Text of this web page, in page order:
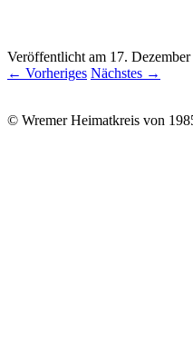
Veröffentlicht am 17.
← Vorheriges Nächstes →
© Wremer Heimatkreis von